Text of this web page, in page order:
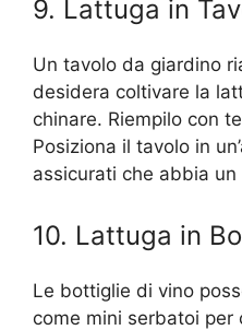
9. Lattuga in
Un tavolo da giardino
desidera coltivare la
chinare. Riempilo con
Posiziona il tavolo in
assicurati che abbia
10. Lattuga in
Le bottiglie di vino
come mini serbatoi per